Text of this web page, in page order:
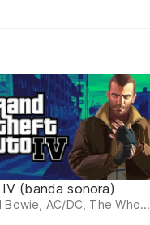
(banda sonora)
Bowie, AC/DC, The Who...